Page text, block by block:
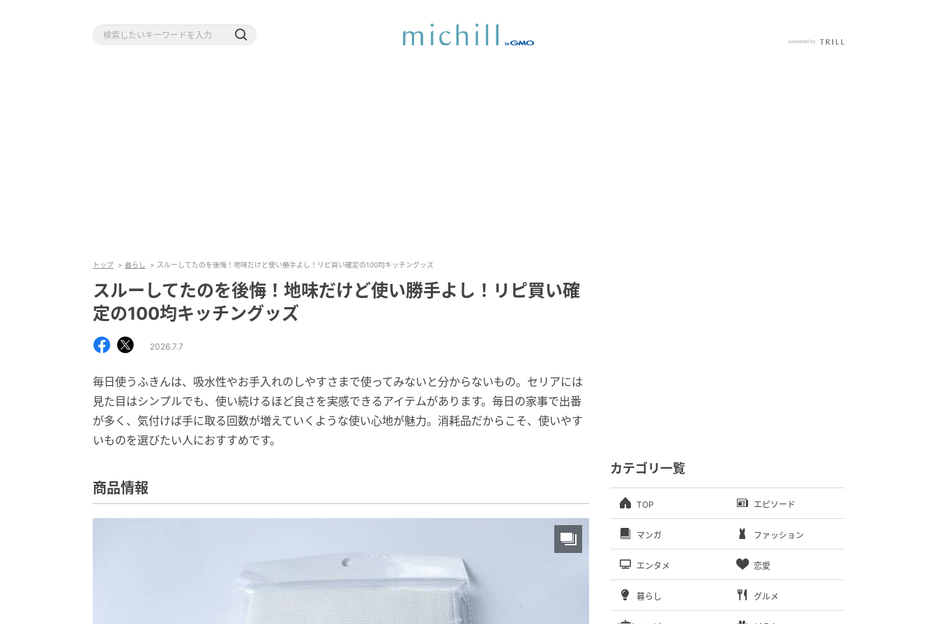
トップ 暮らし スルーしてたのを後悔！地味だけど使い勝手よし！リピ買い確定の100均キッチングッズ
スルーしてたのを後悔！地味だけど使い勝手よし！リピ買い確
定の100均キッチングッズ
2026.7.7
毎日使うふきんは、吸水性やお手入れのしやすさまで使ってみないと分からないもの。セリアには
見た目はシンプルでも、使い続けるほど良さを実感できるアイテムがあります。毎日の家事で出番
が多く、気付けば手に取る回数が増えていくような使い心地が魅力。消耗品だからこそ、使いやす
いものを選びたい人におすすめです。
商品情報
カテゴリ一覧
TOP エピソード
マンガ ファッション
エンタメ 恋愛
暮らし グルメ